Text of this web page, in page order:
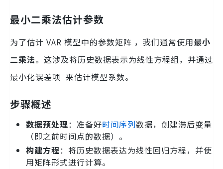
最小二乘法估计参数
为了估计 VAR 模型中的参数矩阵 ，我们通常使用最小
二乘法。这涉及将历史数据表示为线性方程组，并通过
最小化误差项 来估计模型系数。
步骤概述
数据预处理：准备好时间序列数据，创建滞后变量
（即之前时间点的数据）。
构建方程：将历史数据表达为线性回归方程，并使
用矩阵形式进行计算。